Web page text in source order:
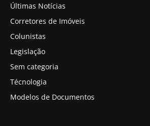
Últimas Notícias
Corretores de Imóveis
Colunistas
Legislação
Sem categoria
Técnologia
Modelos de Documentos